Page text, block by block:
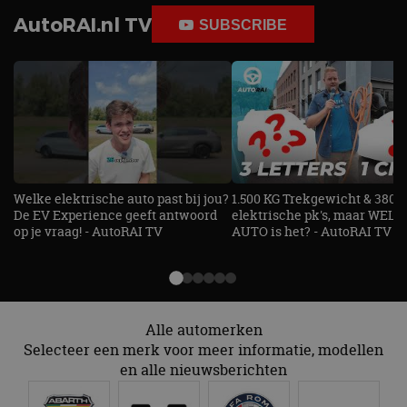
AutoRAI.nl TV SUBSCRIBE
Welke elektrische auto past bij jou?
De EV Experience geeft antwoord
op je vraag! - AutoRAI TV
1.500 KG Trekgewicht & 380
elektrische pk's, maar
AUTO is het? - AutoRAI TV
Alle automerken
Selecteer een merk voor meer informatie, modellen
en alle nieuwsberichten
strikt noodzakelijke cookies.
Aanbieder/
cf_clearance
Cloudflare,
.autorai.nl
1 jaar
Deze
gebruikt
vertrouwd
te
op basis
adres van
te
essentieel
veiligheid
website
autorai.nl
service om
Google Privacy Policy